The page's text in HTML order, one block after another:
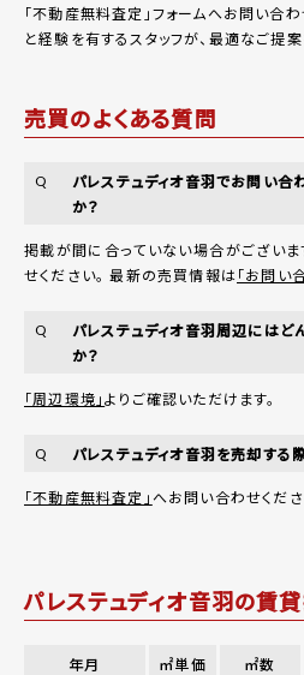
「不動産無料査定 」フォームへお問い合わ
と経験を有するスタッフが、最適なご提案
売買のよくある質問
Q
パレステュディオ音羽でお問い
か？
掲載が間に合っていない場合がござい
せください。 最新の売買情報は「お問い
Q
パレステュディオ音羽周辺には
か？
「周辺環境」よりご確認いただけます。
Q パレステュディオ音羽を売却する
「不動産無料査定」へお問い合わせくださ
パレステュディオ音羽の賃
年月 ㎡単価 ㎡数